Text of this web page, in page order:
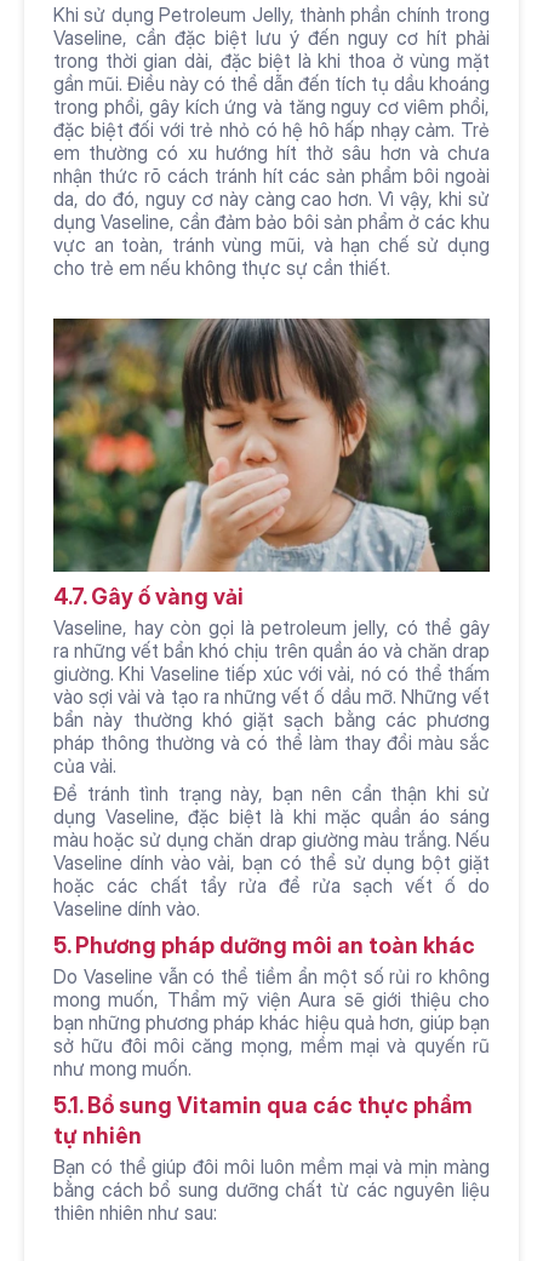
Khi sử dụng Petroleum Jelly, thành phần chính trong
Vaseline, cần đặc biệt lưu ý đến nguy cơ hít phải
trong thời gian dài, đặc biệt là khi thoa ở vùng mặt
gần mũi. Điều này có thể dẫn đến tích tụ dầu khoáng
trong phổi, gây kích ứng và tăng nguy cơ viêm phổi,
đặc biệt đối với trẻ nhỏ có hệ hô hấp nhạy cảm. Trẻ
em thường có xu hướng hít thở sâu hơn và chưa
nhận thức rõ cách tránh hít các sản phẩm bôi ngoài
da, do đó, nguy cơ này càng cao hơn. Vì vậy, khi sử
dụng Vaseline, cần đảm bảo bôi sản phẩm ở các khu
vực an toàn, tránh vùng mũi, và hạn chế sử dụng
cho trẻ em nếu không thực sự cần thiết.
4.7. Gây ố vàng vải
Vaseline, hay còn gọi là petroleum jelly, có thể gây
ra những vết bẩn khó chịu trên quần áo và chăn drap
giường. Khi Vaseline tiếp xúc với vải, nó có thể thấm
vào sợi vải và tạo ra những vết ố dầu mỡ. Những vết
bẩn này thường khó giặt sạch bằng các phương
pháp thông thường và có thể làm thay đổi màu sắc
của vải.
Để tránh tình trạng này, bạn nên cẩn thận khi sử
dụng Vaseline, đặc biệt là khi mặc quần áo sáng
màu hoặc sử dụng chăn drap giường màu trắng. Nếu
Vaseline dính vào vải, bạn có thể sử dụng bột giặt
hoặc các chất tẩy rửa để rửa sạch vết ố do
Vaseline dính vào.
5. Phương pháp dưỡng môi an toàn khác
Do Vaseline vẫn có thể tiềm ẩn một số rủi ro không
mong muốn, Thẩm mỹ viện Aura sẽ giới thiệu cho
bạn những phương pháp khác hiệu quả hơn, giúp bạn
sở hữu đôi môi căng mọng, mềm mại và quyến rũ
như mong muốn.
5.1. Bổ sung Vitamin qua các thực phẩm
tự nhiên
Bạn có thể giúp đôi môi luôn mềm mại và mịn màng
bằng cách bổ sung dưỡng chất từ các nguyên liệu
thiên nhiên như sau: